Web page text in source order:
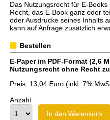
Das Nutzungsrecht für E-
Recht, das E-Book ganz oder
oder Ausdrucke seines Inhalts
kann auf Anfrage zusätzlich
Bestellen
E-Paper im PDF-Format (2,6
Nutzungsrecht ohne Recht
Preis: 13,04 Euro (inkl. 7%
Anzahl
In den Warenkorb